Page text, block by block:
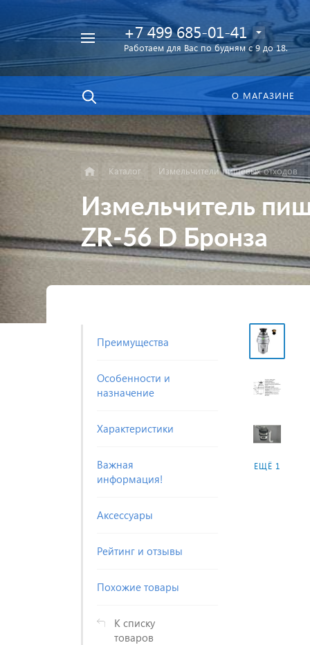
в каталоге
Найти
+7 499 685-01-41
Работаем для Вас по будням с 9 до 18.
О МАГАЗИНЕ
Каталог Измельчители пищевых отходов
Измельчитель
ZR-56 D Бронза
Преимущества
Особенности и
назначение
Характеристики
Важная
информация!
Аксессуары
Рейтинг и отзывы
Похожие товары
К списку
товаров
ЕЩЁ 1